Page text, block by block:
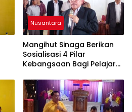
Nusantara
Mangihut Sinaga Berikan
Sosialisasi 4 Pilar
Kebangsaan Bagi Pelajar